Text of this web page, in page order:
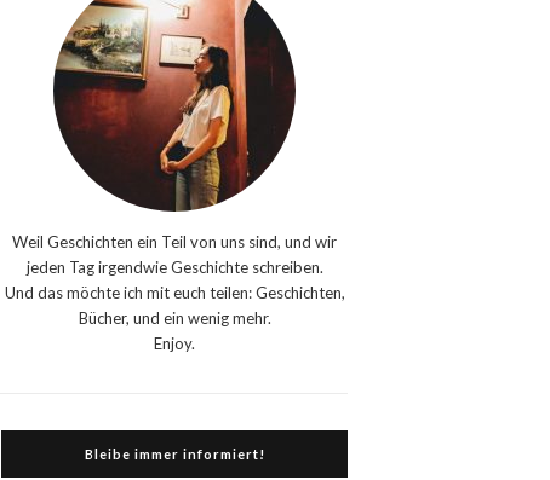
Weil Geschichten ein Teil von uns sind, und wir
jeden Tag irgendwie Geschichte schreiben.
Und das möchte ich mit euch teilen: Geschichten,
Bücher, und ein wenig mehr.
Enjoy.
Bleibe immer informiert!